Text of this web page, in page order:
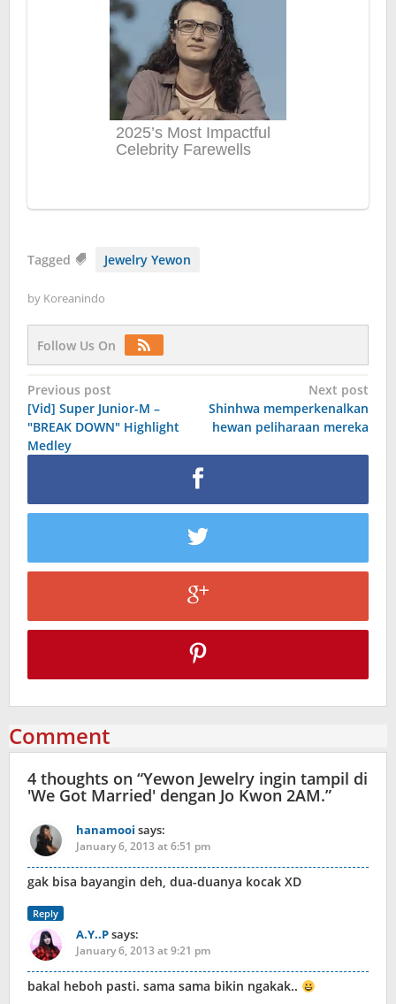
Tagged Jewelry Yewon
by Koreanindo
Follow Us On
Post
navigation
Previous post
[Vid] Super Junior-M –
"BREAK DOWN" Highlight
Medley
Next post
Shinhwa memperkenalkan
hewan peliharaan mereka
Comment
4 thoughts on “Yewon Jewelry ingin tampil di
'We Got Married' dengan Jo Kwon 2AM.”
hanamooi says:
January 6, 2013 at 6:51 pm
gak bisa bayangin deh, dua-duanya kocak XD
Reply
A.Y..Psays:
January 6, 2013 at 9:21 pm
bakal heboh pasti. sama sama bikin ngakak..